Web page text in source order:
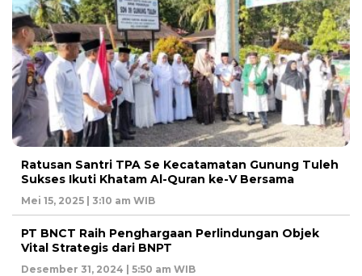
Ratusan Santri TPA Se Kecatamatan Gunung Tuleh
Sukses Ikuti Khatam Al-Quran ke-V Bersama
Mei 15, 2025 | 3:10 am WIB
PT BNCT Raih Penghargaan Perlindungan Objek
Vital Strategis dari BNPT
Desember 31, 2024 | 5:50 am WIB